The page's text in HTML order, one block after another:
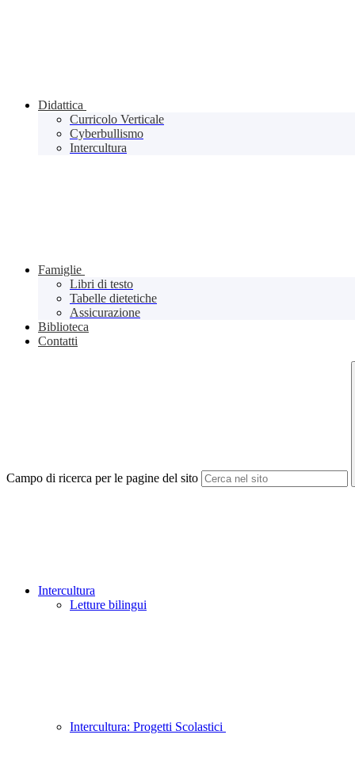
Didattica
Curricolo Verticale
Cyberbullismo
Intercultura
Famiglie
Libri di testo
Tabelle dietetiche
Assicurazione
Biblioteca
Contatti
Campo di ricerca per le pagine del sito
Intercultura
Letture bilingui
Intercultura: Progetti Scolastici